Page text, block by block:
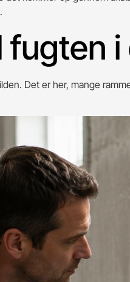
fugten
Det er her, mange